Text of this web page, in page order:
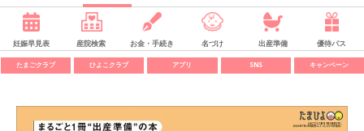
妊娠早見表 産院検索 お金・手続き 名づけ 出産準備 優待パス
たまごクラブ ひよこクラブ アプリ SNS キャンペーン